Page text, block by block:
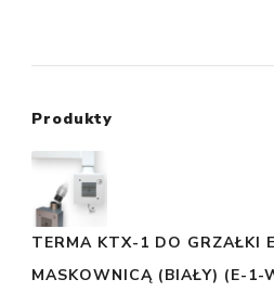
Produkty
TERMA KTX-1 DO GRZAŁKI
MASKOWNICĄ (BIAŁY) (E-1-